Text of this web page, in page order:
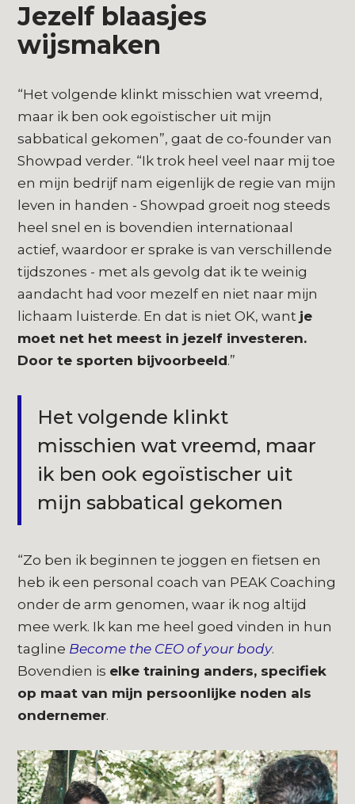
Jezelf blaasjes
wijsmaken
“Het volgende klinkt misschien wat vreemd,
maar ik ben ook egoïstischer uit mijn
sabbatical gekomen”, gaat de co-founder van
Showpad verder. “Ik trok heel veel naar mij toe
en mijn bedrijf nam eigenlijk de regie van mijn
leven in handen - Showpad groeit nog steeds
heel snel en is bovendien internationaal
actief, waardoor er sprake is van verschillende
tijdszones - met als gevolg dat ik te weinig
aandacht had voor mezelf en niet naar mijn
lichaam luisterde. En dat is niet OK, want je
moet net het meest in jezelf investeren.
Door te sporten bijvoorbeeld.”
Het volgende klinkt
misschien wat vreemd, maar
ik ben ook egoïstischer uit
mijn sabbatical gekomen
“Zo ben ik beginnen te joggen en fietsen en
heb ik een personal coach van PEAK Coaching
onder de arm genomen, waar ik nog altijd
mee werk. Ik kan me heel goed vinden in hun
tagline Become the CEO of your body.
Bovendien is elke training anders, specifiek
op maat van mijn persoonlijke noden als
ondernemer.